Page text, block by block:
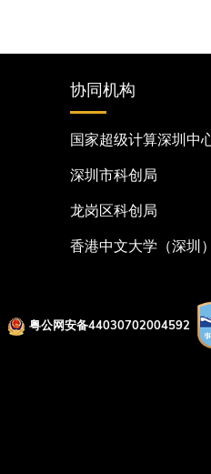
协同机构
国家超级计算深圳中
深圳市科创局
龙岗区科创局
香港中文大学（深圳）
粤公网安备44030702004592